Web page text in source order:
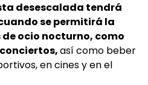
desescalada tendrá
se permitirá la
ocio nocturno, como
así como beber
en cines y en el